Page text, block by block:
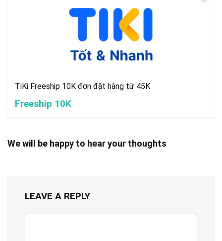
TiKi Freeship 10K đơn đặt hàng từ 45K
Freeship 10K
We will be happy to hear your thoughts
LEAVE A REPLY